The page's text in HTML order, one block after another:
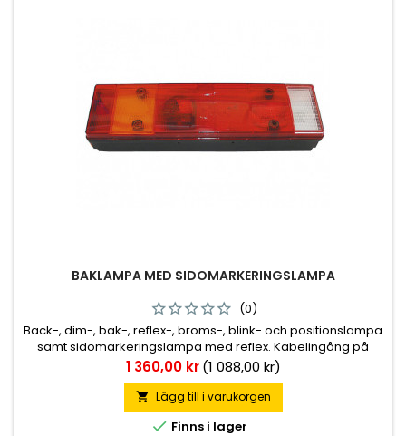
BAKLAMPA MED SIDOMARKERINGSLAMPA
(0)
Back-, dim-, bak-, reflex-, broms-, blink- och positionslampa
samt sidomarkeringslampa med reflex. Kabelingång på
baksidan. Användbar för såväl höger som vänstermontering.
M8 bult.
Pris
1 360,00 kr (1 088,00 kr)
 Lägg till i varukorgen
 Finns i lager